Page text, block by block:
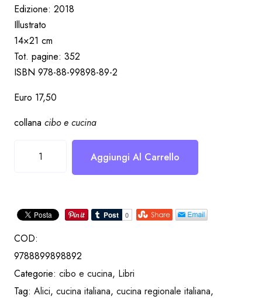
Edizione: 2018
Illustrato
14×21 cm
Tot. pagine: 352
ISBN 978-88-99898-89-2
Euro 17,50
collana cibo e cucina
Aggiungi Al Carrello
COD:
9788899898892
Categorie: cibo e cucina, Libri
Tag: Alici, cucina italiana, cucina regionale italiana,